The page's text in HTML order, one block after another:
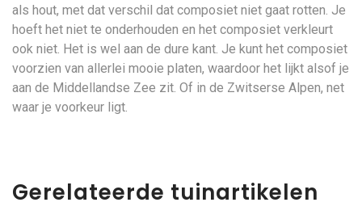
als hout, met dat verschil dat composiet niet gaat rotten. Je
hoeft het niet te onderhouden en het composiet verkleurt
ook niet. Het is wel aan de dure kant. Je kunt het composiet
voorzien van allerlei mooie platen, waardoor het lijkt alsof je
aan de Middellandse Zee zit. Of in de Zwitserse Alpen, net
waar je voorkeur ligt.
Gerelateerde tuinartikelen